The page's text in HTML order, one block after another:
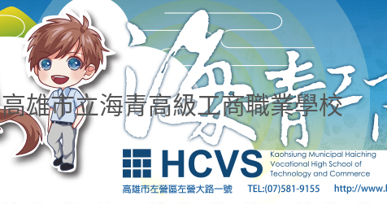
高雄市立海青高級工商職業學校